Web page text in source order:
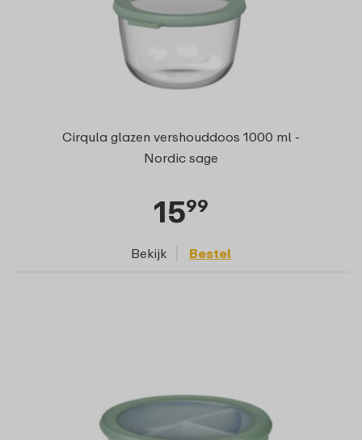
Cirqula glazen vershouddoos 1000 ml -
Nordic sage
1599
Bekijk Bestel